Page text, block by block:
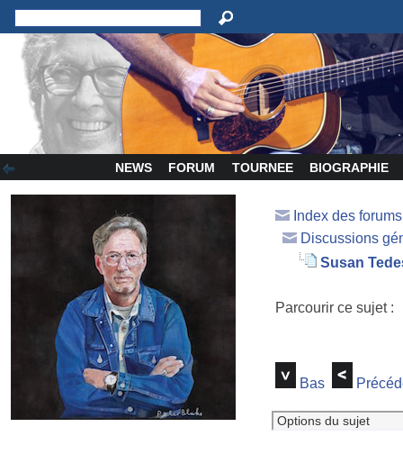
NEWS FORUM TOURNEE BIOGRAPHIE
Index des
Discussions
Susan
Parcourir ce sujet
Bas